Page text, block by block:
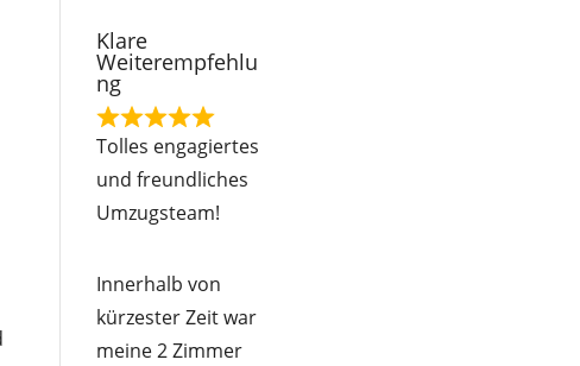
Klare
Weiterempfehlu
ng
R
e
5
o
Tolles engagiertes
und freundliches
Umzugsteam!
Innerhalb von
kürzester Zeit war
meine 2 Zimmer